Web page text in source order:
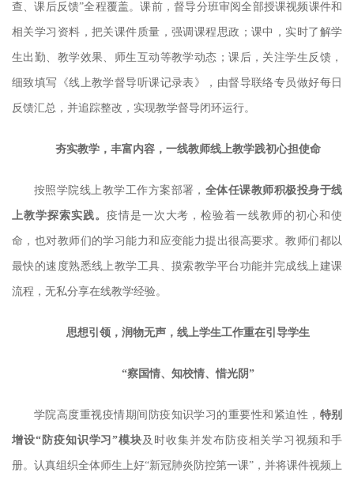
查、课后反馈”全程覆盖。课前，督导分班审阅全部授课视频课件和
相关学习资料，把关课件质量，强调课程思政；课中，实时了解学
生出勤、教学效果、师生互动等教学动态；课后，关注学生反馈，
细致填写《线上教学督导听课记录表》，由督导联络专员做好每日
反馈汇总，并追踪整改，实现教学督导闭环运行。
夯实教学，丰富内容，一线教师线上教学践初心担使命
按照学院线上教学工作方案部署， 全体任课教师积极投身于线
上教学探索实践。 疫情是一次大考，检验着一线教师的初心和使
命，也对教师们的学习能力和应变能力提出很高要求。教师们都以
最快的速度熟悉线上教学工具、摸索教学平台功能并完成线上建课
流程，无私分享在线教学经验。
思想引领，润物无声，线上学生工作重在引导学生
“察国情、知校情、惜光阴”
学院高度重视疫情期间防疫知识学习的重要性和紧迫性， 特别
增设“防疫知识学习”模块及时收集并发布防疫相关学习视频和手
册。认真组织全体师生上好“新冠肺炎防控第一课”，并将课件视频上